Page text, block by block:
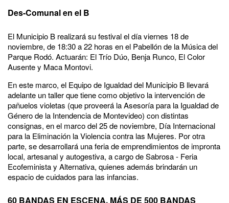
Des-Comunal en el B
El Municipio B realizará su festival el día viernes 18 de
noviembre, de 18:30 a 22 horas en el Pabellón de la Música del
Parque Rodó. Actuarán: El Trío Dúo, Benja Runco, El Color
Ausente y Maca Montovi.
En este marco, el Equipo de Igualdad del Municipio B llevará
adelante un taller que tiene como objetivo la intervención de
pañuelos violetas (que proveerá la Asesoría para la Igualdad de
Género de la Intendencia de Montevideo) con distintas
consignas, en el marco del 25 de noviembre, Día Internacional
para la Eliminación la Violencia contra las Mujeres. Por otra
parte, se desarrollará una feria de emprendimientos de impronta
local, artesanal y autogestiva, a cargo de Sabrosa - Feria
Ecofeminista y Alternativa, quienes además brindarán un
espacio de cuidados para las infancias.
60 BANDAS EN ESCENA, MÁS DE 500 BANDAS